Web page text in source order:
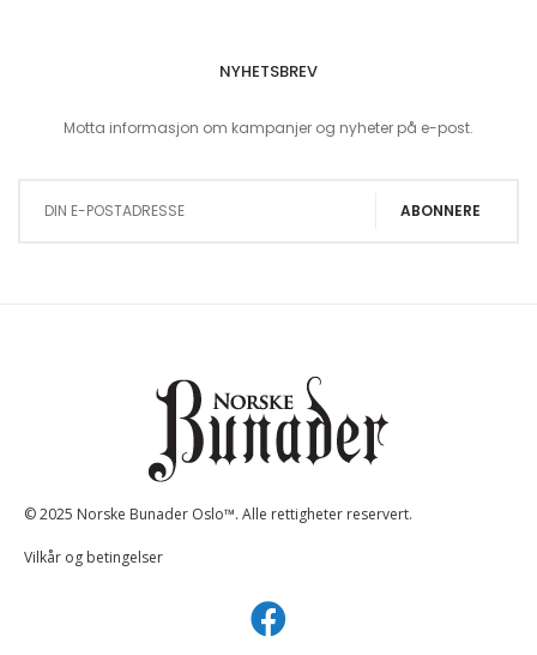
NYHETSBREV
Motta informasjon om kampanjer og nyheter på e-post.
ABONNERE
© 2025 Norske Bunader Oslo™. Alle rettigheter reservert.
Vilkår og betingelser